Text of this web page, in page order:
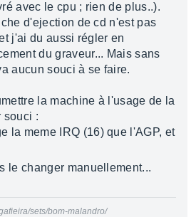
avec le cpu ; rien de plus..).
d'ejection de cd n'est pas
j'ai du aussi régler en
du graveur... Mais sans
aucun souci à se faire.
la machine à l'usage de la
souci :
la meme IRQ (16) que l'AGP, et
le changer manuellement...
sets/bom-malandro/